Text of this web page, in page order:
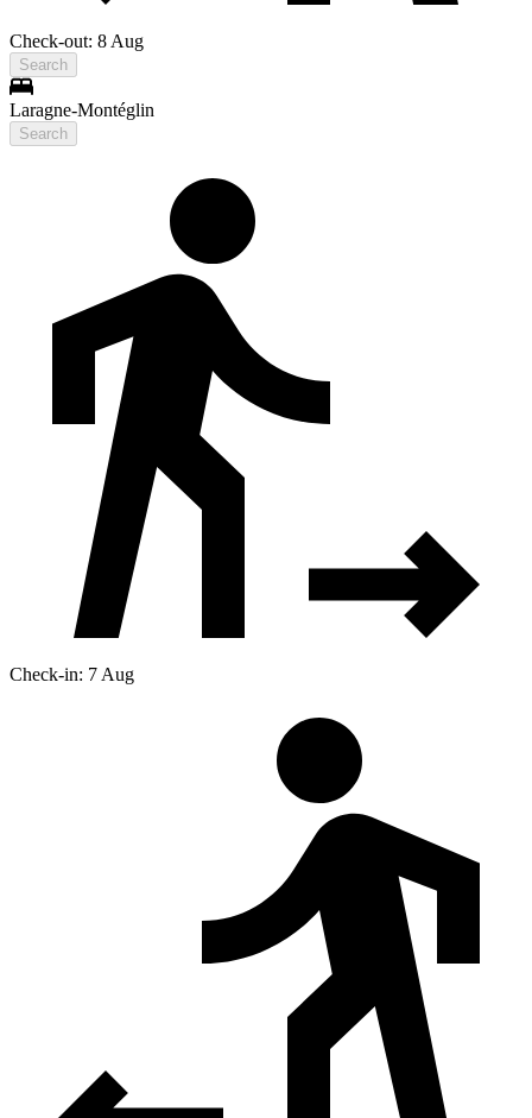
Check-out: 8 Aug
Search
Laragne-Montéglin
Search
Check-in: 7 Aug